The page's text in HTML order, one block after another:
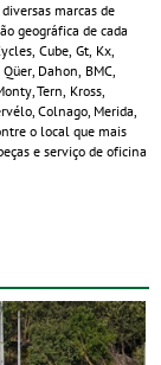
marcas de
geográfica de cada
Cube, Gt, Kx,
Dahon, BMC,
Tern, Kross,
Colnago, Merida,
o local que mais
e serviço de oficina